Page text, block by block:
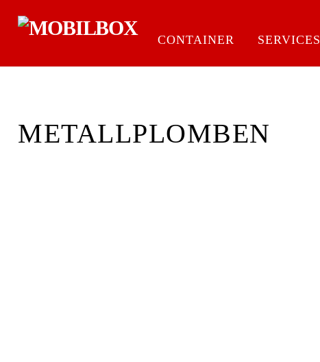
CONTAINER SERVICES
METALLPLOMBEN